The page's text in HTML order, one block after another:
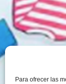
Para ofrecer las